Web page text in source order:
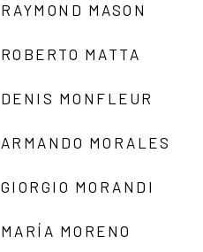
RAYMOND MASON
ROBERTO MATTA
DENIS MONFLEUR
ARMANDO MORALES
GIORGIO MORANDI
MARÍA MORENO